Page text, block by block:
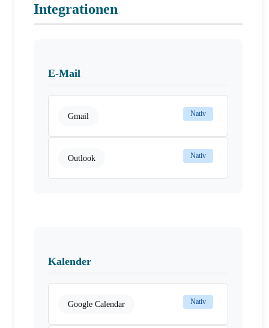
Integrationen
E-Mail
Gmail Nativ
Outlook Nativ
Kalender
Google Calendar Nativ